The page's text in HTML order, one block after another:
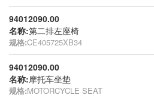
94012090.00
名称:第二排左座椅
规格:CE405725XB34
94012090.00
名称:摩托车坐垫
规格:MOTORCYCLE SEAT